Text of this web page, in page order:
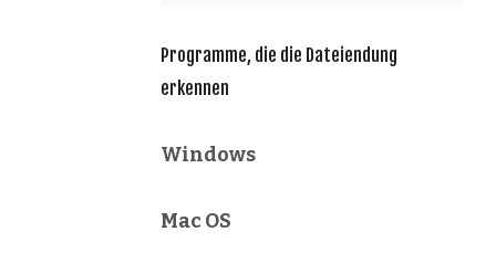
Programme, die die Dateiendung
erkennen
Windows
Mac OS